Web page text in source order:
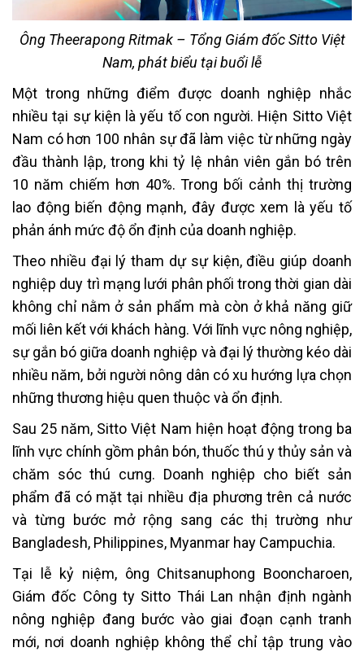
Ông Theerapong Ritmak – Tổng Giám đốc Sitto Việt
Nam, phát biểu tại buổi lễ
Một trong những điểm được doanh nghiệp nhắc
nhiều tại sự kiện là yếu tố con người. Hiện Sitto Việt
Nam có hơn 100 nhân sự đã làm việc từ những ngày
đầu thành lập, trong khi tỷ lệ nhân viên gắn bó trên
10 năm chiếm hơn 40%. Trong bối cảnh thị trường
lao động biến động mạnh, đây được xem là yếu tố
phản ánh mức độ ổn định của doanh nghiệp.
Theo nhiều đại lý tham dự sự kiện, điều giúp doanh
nghiệp duy trì mạng lưới phân phối trong thời gian dài
không chỉ nằm ở sản phẩm mà còn ở khả năng giữ
mối liên kết với khách hàng. Với lĩnh vực nông nghiệp,
sự gắn bó giữa doanh nghiệp và đại lý thường kéo dài
nhiều năm, bởi người nông dân có xu hướng lựa chọn
những thương hiệu quen thuộc và ổn định.
Sau 25 năm, Sitto Việt Nam hiện hoạt động trong ba
lĩnh vực chính gồm phân bón, thuốc thú y thủy sản và
chăm sóc thú cưng. Doanh nghiệp cho biết sản
phẩm đã có mặt tại nhiều địa phương trên cả nước
và từng bước mở rộng sang các thị trường như
Bangladesh, Philippines, Myanmar hay Campuchia.
Tại lễ kỷ niệm, ông Chitsanuphong Booncharoen,
Giám đốc Công ty Sitto Thái Lan nhận định ngành
nông nghiệp đang bước vào giai đoạn cạnh tranh
mới, nơi doanh nghiệp không thể chỉ tập trung vào